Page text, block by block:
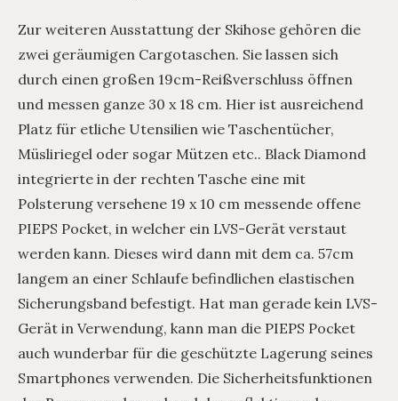
Zur weiteren Ausstattung der Skihose gehören die
zwei geräumigen Cargotaschen. Sie lassen sich
durch einen großen 19cm-Reißverschluss öffnen
und messen ganze 30 x 18 cm. Hier ist ausreichend
Platz für etliche Utensilien wie Taschentücher,
Müsliriegel oder sogar Mützen etc.. Black Diamond
integrierte in der rechten Tasche eine mit
Polsterung versehene 19 x 10 cm messende offene
PIEPS Pocket, in welcher ein LVS-Gerät verstaut
werden kann. Dieses wird dann mit dem ca. 57cm
langem an einer Schlaufe befindlichen elastischen
Sicherungsband befestigt. Hat man gerade kein LVS-
Gerät in Verwendung, kann man die PIEPS Pocket
auch wunderbar für die geschützte Lagerung seines
Smartphones verwenden. Die Sicherheitsfunktionen